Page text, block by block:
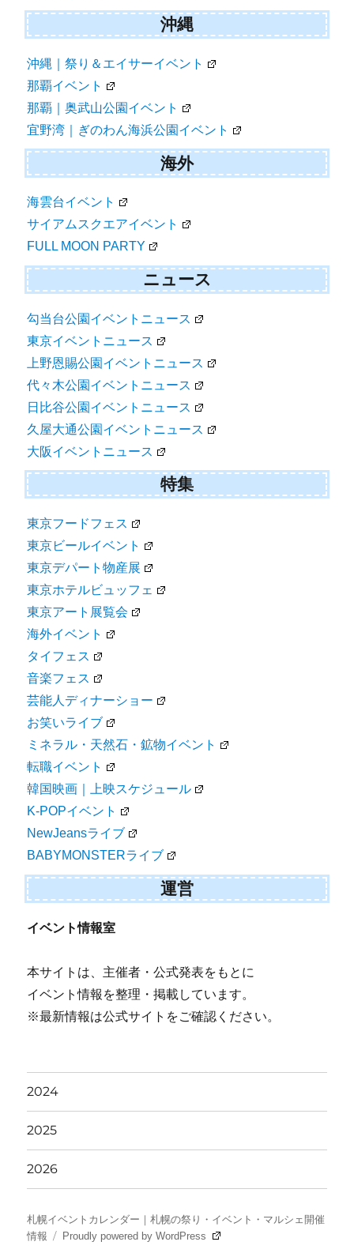
沖縄
沖縄｜祭り＆エイサーイベント
那覇イベント
那覇｜奥武山公園イベント
宜野湾｜ぎのわん海浜公園イベント
海外
海雲台イベント
サイアムスクエアイベント
FULL MOON PARTY
ニュース
勾当台公園イベントニュース
東京イベントニュース
上野恩賜公園イベントニュース
代々木公園イベントニュース
日比谷公園イベントニュース
久屋大通公園イベントニュース
大阪イベントニュース
特集
東京フードフェス
東京ビールイベント
東京デパート物産展
東京ホテルビュッフェ
東京アート展覧会
海外イベント
タイフェス
音楽フェス
芸能人ディナーショー
お笑いライブ
ミネラル・天然石・鉱物イベント
転職イベント
韓国映画｜上映スケジュール
K-POPイベント
NewJeansライブ
BABYMONSTERライブ
運営
イベント情報室
本サイトは、主催者・公式発表をもとに
イベント情報を整理・掲載しています。
※最新情報は公式サイトをご確認ください。
2024
2025
2026
札幌イベントカレンダー｜札幌の祭り・イベント・マルシェ開催
情報
Proudly powered by WordPress